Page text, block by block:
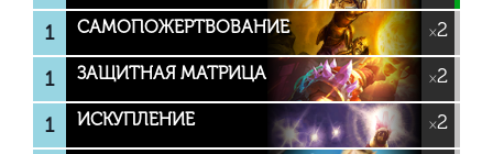
1 САМОПОЖЕРТВОВАНИЕ ×2
1 ЗАЩИТНАЯ МАТРИЦА ×2
1 ИСКУПЛЕНИЕ ×2